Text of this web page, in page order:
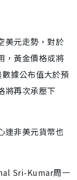
美元走勢，對於
，黃金價格或將
據公布值大於預
將再次承壓下
連非美元貨幣也
Sri-Kumar周一